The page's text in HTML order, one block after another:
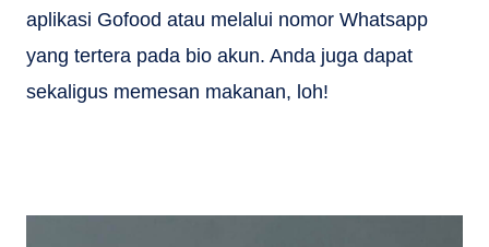
aplikasi Gofood atau melalui nomor Whatsapp
yang tertera pada bio akun. Anda juga dapat
sekaligus memesan makanan, loh!